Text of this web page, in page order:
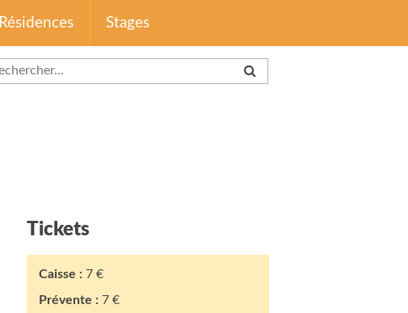
Résidences Stages
Tickets
Caisse : 7 €
Prévente : 7 €